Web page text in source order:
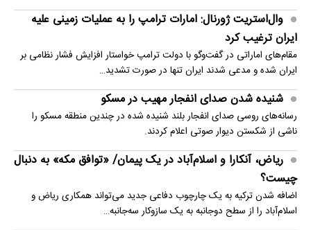
وال‌استریت ژورنال: امارات ترامپ را به عملیات زمینی علیه
ایران ترغیب کرد
مقام‌های اماراتی در گفت‌وگو با دولت ترامپ خواستار افزایش فشار نظامی بر
ایران شده و مدعی شدند ایران تنها در صورت تشدید…
شنیده شدن صدای انفجار مهیب در مسکو
رسانه‌های روسی صدای انفجار بلند شنیده شده در چندین منطقه مسکو را
ناشی از شکستن دیوار صوتی اعلام کردند.
ریاض، آنکارا و اسلام‌آباد در یک پیمان/ «توافق مکه» به دنبال
چیست؟
اضافه شدن ترکیه به یک چارچوب دفاعی جدید می‌تواند همکاری ریاض و
اسلام‌آباد را از سطح دوجانبه به یک سازوکار سه‌جانبه…